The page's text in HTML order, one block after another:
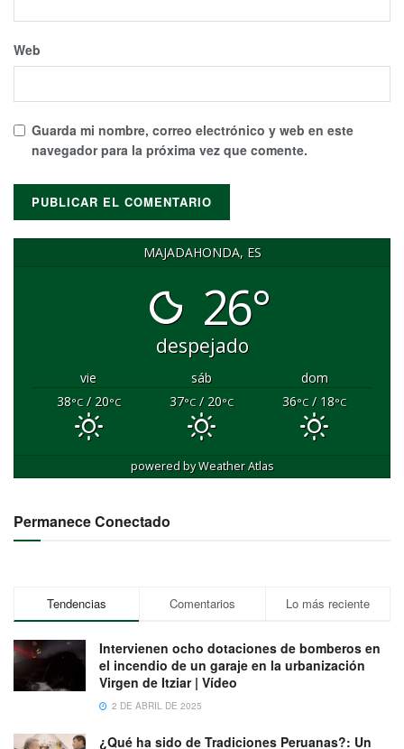
Web
Guarda mi nombre, correo electrónico y web en este
navegador para la próxima vez que comente.
MAJADAHONDA, ES
26°
despejado
vie sáb
dom
38°C/ 20°C 37°C/ 20°C 36°C/ 18°C
powered byWeather Atlas
Permanece Conectado
Tendencias Comentarios Lo más reciente
Intervienen ocho dotaciones de bomberos en
el incendio de un garaje en la urbanización
Virgen de Itziar | Vídeo
2 DE ABRIL DE 2025
¿Qué ha sido de Tradiciones Peruanas?: Un